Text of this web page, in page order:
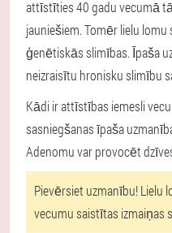
attīstīties 40 gadu vecumā
jauniešiem. Tomēr lielu
ģenētiskās slimības. Īpaša
neizraisītu hronisku slimību
Kādi ir attīstības iemesli
sasniegšanas īpaša
Adenomu var provocēt
Pievērsiet uzmanību! Lielu
vecumu saistītas izmaiņas